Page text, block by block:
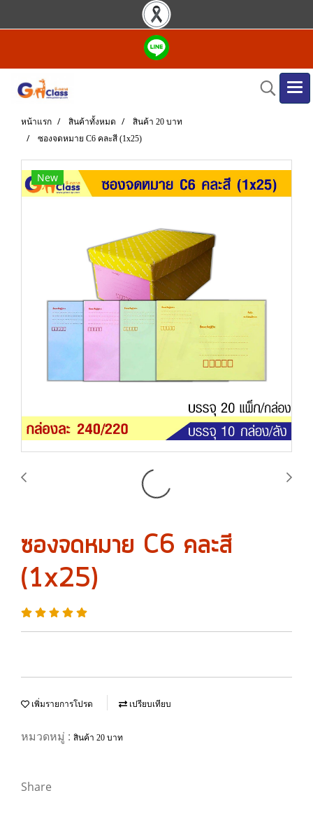
หน้าแรก สินค้าทั้งหมด
สินค้า 20 บาท
ซองจดหมาย C6 คละสี (1x25)
New
ซองจดหมาย C6 คละสี
(1x25)
เพิ่มรายการโปรด เปรียบเทียบ
หมวดหมู่ : สินค้า 20 บาท
Share